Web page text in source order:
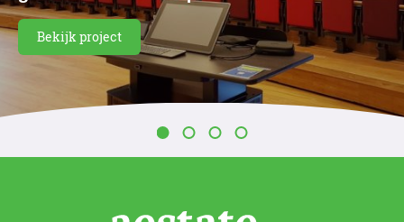
Bekijk project